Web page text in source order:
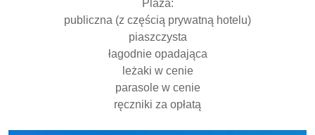
Plaża:
publiczna (z częścią prywatną hotelu)
piaszczysta
łagodnie opadająca
leżaki w cenie
parasole w cenie
ręczniki za opłatą